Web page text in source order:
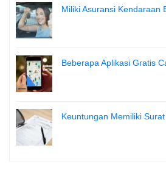
Miliki Asuransi Kendaraan
Beberapa Aplikasi Gratis
Keuntungan Memiliki